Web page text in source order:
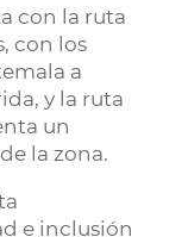
con la ruta
con los
a
y la ruta
un
la zona.
e inclusión